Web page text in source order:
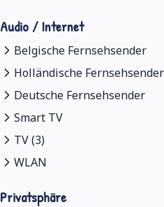
Audio / Internet
Belgische Fernsehsender
Holländische Fernsehsender
Deutsche Fernsehsender
Smart TV
TV (3)
WLAN
Privatsphäre